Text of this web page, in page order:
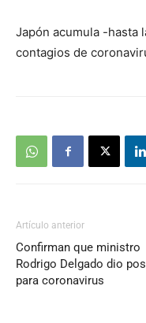
Japón acumula -hasta
contagios de
Artículo anterior
Confirman que ministro
Rodrigo Delgado dio
para coronavirus